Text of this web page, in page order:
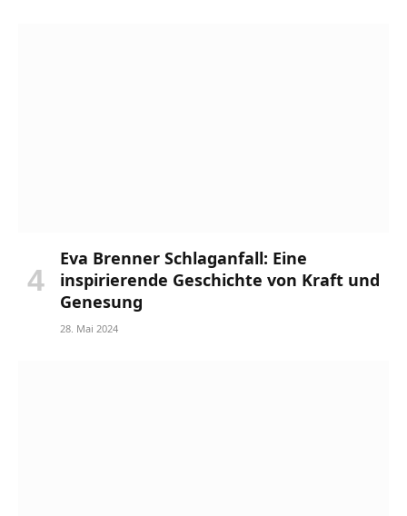
Eva Brenner Schlaganfall: Eine
inspirierende Geschichte von Kraft und
Genesung
28. Mai 2024